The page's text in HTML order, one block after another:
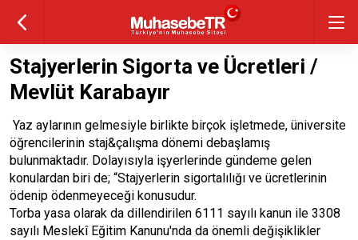
Stajyerlerin Sigorta ve Ücretleri /
Mevlüt Karabayır
Yaz aylarının gelmesiyle birlikte birçok işletmede, üniversite
öğrencilerinin staj&çalışma dönemi debaşlamış
bulunmaktadır. Dolayısıyla işyerlerinde gündeme gelen
konulardan biri de; “Stajyerlerin sigortalılığı ve ücretlerinin
ödenip ödenmeyeceği konusudur.
Torba yasa olarak da dillendirilen 6111 sayılı kanun ile 3308
sayılı Meslekî Eğitim Kanunu'nda da önemli değişiklikler